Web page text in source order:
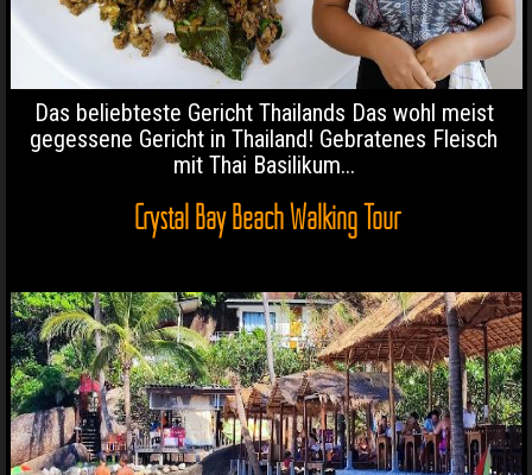
Das beliebteste Gericht Thailands Das wohl meist
gegessene Gericht in Thailand! Gebratenes Fleisch
mit Thai Basilikum...
Crystal Bay Beach Walking Tour